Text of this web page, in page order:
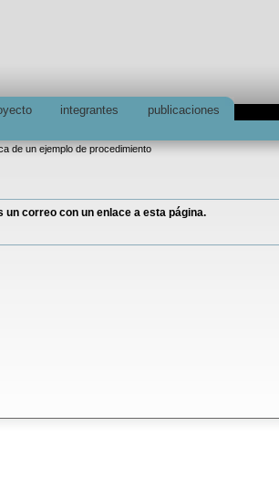
integrantes publicaciones
de un ejemplo de procedimiento
correo con un enlace a esta página.